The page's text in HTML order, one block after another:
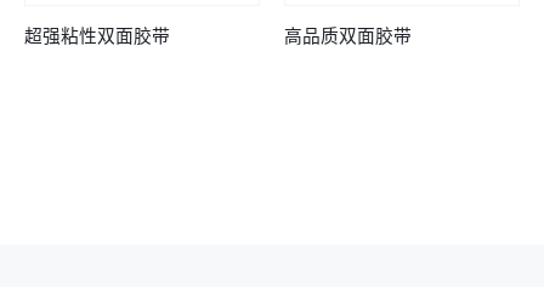
超强粘性双面胶带 高品质双面胶带